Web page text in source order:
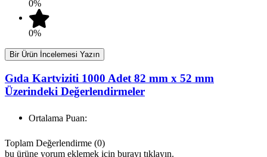
0%
0%
Bir Ürün İncelemesi Yazın
Gıda Kartviziti 1000 Adet 82 mm x 52 mm
Üzerindeki Değerlendirmeler
Ortalama Puan:
Toplam Değerlendirme (0)
bu ürüne yorum eklemek için burayı tıklayın.